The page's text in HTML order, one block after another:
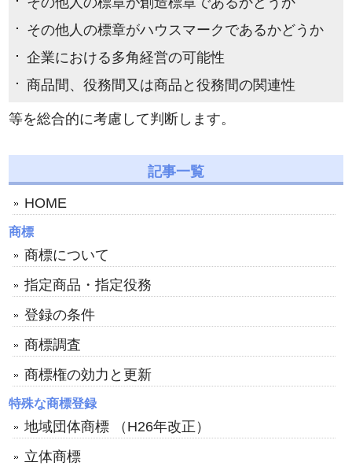
その他人の標章がハウスマークであるかどうか
企業における多角経営の可能性
商品間、役務間又は商品と役務間の関連性
等を総合的に考慮して判断します。
記事一覧
HOME
商標
商標について
指定商品・指定役務
登録の条件
商標調査
商標権の効力と更新
特殊な商標登録
地域団体商標 （H26年改正）
立体商標